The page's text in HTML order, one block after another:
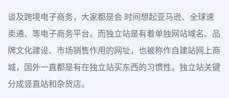
谈及跨境电子商务，大家都是会 时间想起亚马逊、全球速
卖通、等电子商务平台。而独立站是有着单独网站域名、品
牌文化建设、市场销售作用的网址，也被称作自建站网上商
城，国外一直都是有在独立站买东西的习惯性。独立站关键
分成竖直站和杂货店。